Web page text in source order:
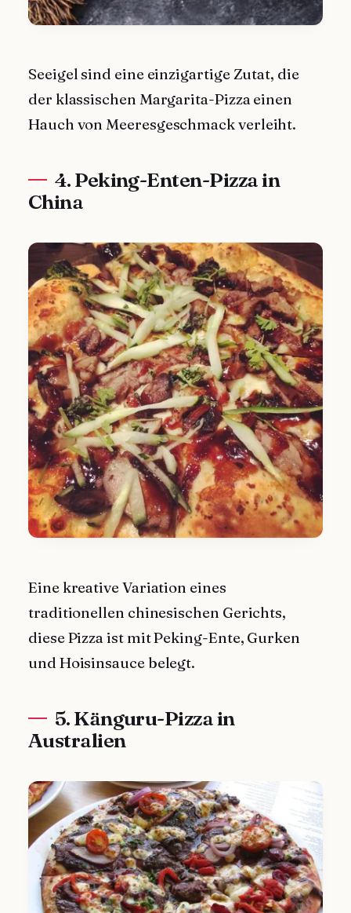
Seeigel sind eine einzigartige Zutat, die
der klassischen Margarita-Pizza einen
Hauch von Meeresgeschmack verleiht.
4. Peking-Enten-Pizza in
China
Eine kreative Variation eines
traditionellen chinesischen Gerichts,
diese Pizza ist mit Peking-Ente, Gurken
und Hoisinsauce belegt.
5. Känguru-Pizza in
Australien